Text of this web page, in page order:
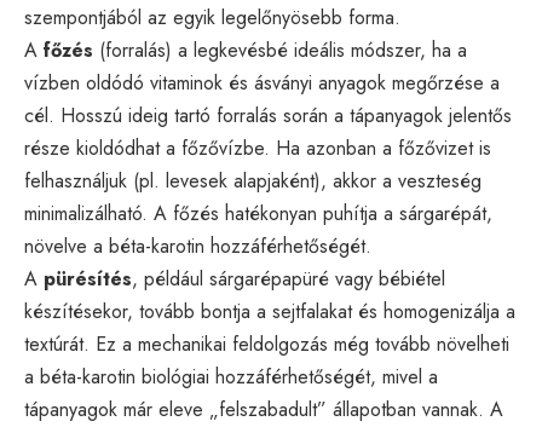
szempontjából az egyik legelőnyösebb forma.
A főzés (forralás) a legkevésbé ideális módszer, ha a
vízben oldódó vitaminok és ásványi anyagok megőrzése a
cél. Hosszú ideig tartó forralás során a tápanyagok jelentős
része kioldódhat a főzővízbe. Ha azonban a főzővizet is
felhasználjuk (pl. levesek alapjaként), akkor a veszteség
minimalizálható. A főzés hatékonyan puhítja a sárgarépát,
növelve a béta-karotin hozzáférhetőségét.
A pürésítés, például sárgarépapüré vagy bébiétel
készítésekor, tovább bontja a sejtfalakat és homogenizálja a
textúrát. Ez a mechanikai feldolgozás még tovább növelheti
a béta-karotin biológiai hozzáférhetőségét, mivel a
tápanyagok már eleve „felszabadult” állapotban vannak. A